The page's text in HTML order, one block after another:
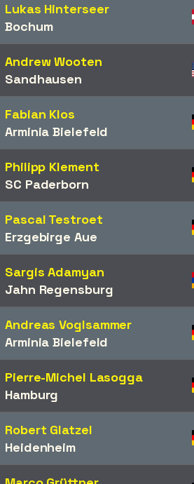
Lukas Hinterseer
Bochum
Andrew Wooten
Sandhausen
Fabian Klos
Arminia Bielefeld
Philipp Klement
SC Paderborn
Pascal Testroet
Erzgebirge Aue
Sargis Adamyan
Jahn Regensburg
Andreas Voglsammer
Arminia Bielefeld
Pierre-Michel Lasogga
Hamburg
Robert Glatzel
Heidenheim